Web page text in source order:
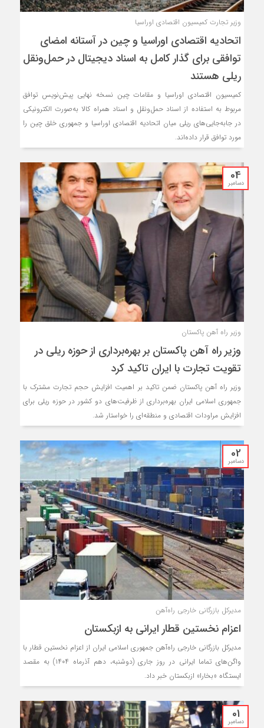
وزیر تجارت کمیسیون اقتصادی اوراسیا
اتحادیه اقتصادی اوراسیا و چین در آستانه امضای
توافقی برای گذار کامل به اسناد دیجیتال در حمل‌ونقل
ریلی هستند
کمیسیون اقتصادی اوراسیا و مقامات چین نسخه نهایی پیش‌نویس توافق
مربوط به استفاده از اسناد حمل‌ونقل و اسناد همراه کالا به‌صورت الکترونیکی
در جابه‌جایی‌های ریلی میان اتحادیه اقتصادی اوراسیا و جمهوری خلق چین را
مورد توافق قرار داده‌اند.
04
دسامبر
وزیر راه آهن پاکستان
وزیر راه آهن پاکستان بر بهره‌برداری از حوزه ریلی در
تقویت تجارت با ایران تاکید کرد
وزیر راه آهن پاکستان ضمن تاکید بر اهمیت افزایش حجم تجارت مشترک با
جمهوری اسلامی ایران بهره‌برداری از ظرفیت‌های دو کشور در حوزه ریلی برای
افزایش مراودات اقتصادی و منطقه‌ای را خواستار شد.
02
دسامبر
مدیرکل بازرگانی خارجی راه‌آهن
اعزام نخستین قطار ایرانی به ازبکستان
مدیرکل بازرگانی خارجی راه‌آهن جمهوری اسلامی ایران از اعزام نخستین قطار با
واگن‌های تماما ایرانی در روز جاری (دوشنبه، دهم آذرماه ۱۴۰۴) به مقصد
ایستگاه «بخارا» ازبکستان خبر داد.
01
دسامبر